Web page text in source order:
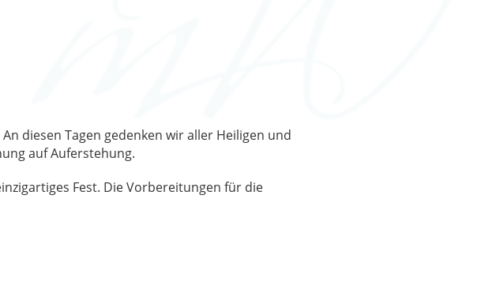
diesen Tagen gedenken wir aller Heiligen und
auf Auferstehung.
Fest. Die Vorbereitungen für die